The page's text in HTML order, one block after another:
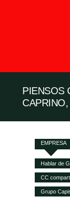
PIENSOS
EMPRESA
Hablar de
CC
ganaderos
Grupo